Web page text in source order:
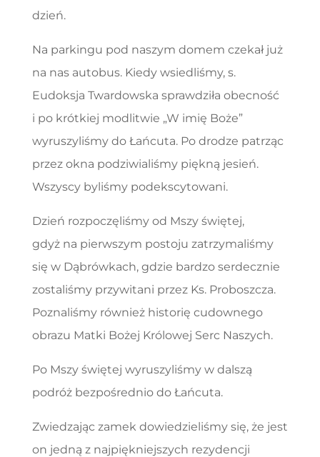
dzień.
Na parkingu pod naszym domem czekał już
na nas autobus. Kiedy wsiedliśmy, s.
Eudoksja Twardowska sprawdziła obecność
i po krótkiej modlitwie „W imię Boże”
wyruszyliśmy do Łańcuta. Po drodze patrząc
przez okna podziwialiśmy piękną jesień.
Wszyscy byliśmy podekscytowani.
Dzień rozpoczęliśmy od Mszy świętej,
gdyż na pierwszym postoju zatrzymaliśmy
się w Dąbrówkach, gdzie bardzo serdecznie
zostaliśmy przywitani przez Ks. Proboszcza.
Poznaliśmy również historię cudownego
obrazu Matki Bożej Królowej Serc Naszych.
Po Mszy świętej wyruszyliśmy w dalszą
podróż bezpośrednio do Łańcuta.
Zwiedzając zamek dowiedzieliśmy się, że jest
on jedną z najpiękniejszych rezydencji